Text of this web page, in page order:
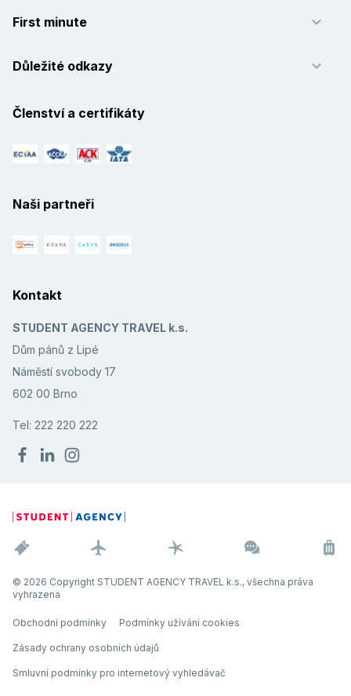
First minute
Důležité odkazy
Členství a certifikáty
Naši partneři
Kontakt
STUDENT AGENCY TRAVEL k.s.
Dům pánů z Lipé
Náměstí svobody 17
602 00 Brno
Tel: 222 220 222
© 2026 Copyright STUDENT AGENCY TRAVEL k.s., všechna práva
vyhrazena
Obchodní podmínky Podmínky užívání cookies
Zásady ochrany osobních údajů
Smluvní podmínky pro internetový vyhledávač